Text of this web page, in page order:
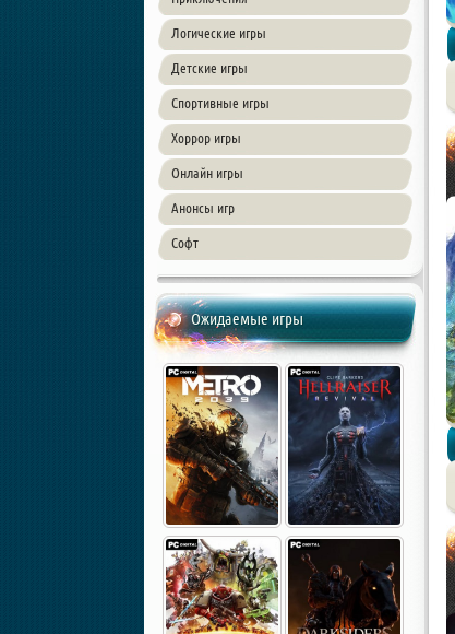
Логические игры
Детские игры
Спортивные игры
Хоррор игры
Онлайн игры
Анонсы игр
Софт
Ожидаемые игры